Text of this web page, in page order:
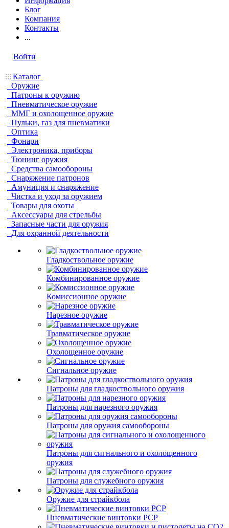
Блог
Компания
Контакты
...
Войти
Каталог
Оружие
Патроны к оружию
Пневматическое оружие
ММГ и охолощенное оружие
Пульки, газ для пневматики
Оптика
Фонари
Электроника, приборы
Тюнинг оружия
Средства самообороны
Снаряжение патронов
Амуниция и снаряжение
Чистка и уход за оружием
Товары для охоты
Аксессуары для стрельбы
Запасные части для оружия
Для охранной деятельности
Гладкоствольное оружие
Комбинированное оружие
Комиссионное оружие
Нарезное оружие
Травматическое оружие
Охолощенное оружие
Сигнальное оружие
Патроны для гладкоствольного оружия
Патроны для нарезного оружия
Патроны для оружия самообороны
Патроны для сигнального и охолощенного
оружия
Патроны для служебного оружия
Оружие для страйкбола
Пневматические винтовки PCP